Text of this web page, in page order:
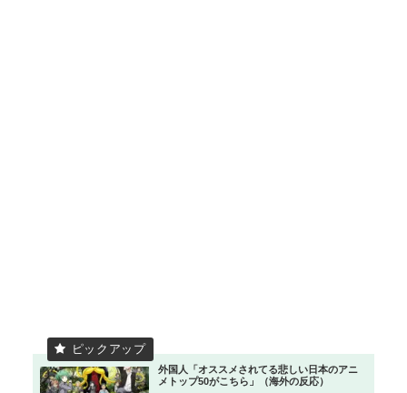
外国人「オススメされてる悲しい日本のアニ
メトップ50がこちら」（海外の反応）